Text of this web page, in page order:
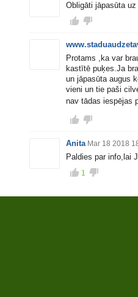
Obligāti jāpasūta
Protams ,ka var
kastītē puķes.Ja
un jāpasūta augus
vieni un tie paši
nav tādas iespējas
Anita Mar 18 2018
Paldies par info,lai
1